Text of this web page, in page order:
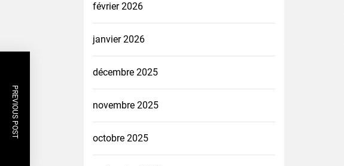
PREVIOUS POST
février 2026
janvier 2026
décembre 2025
novembre 2025
octobre 2025